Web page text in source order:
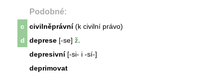
Podobné:
c civilněprávní(k civilní právo)
d
deprese [-se] ž.
depresivní[-si- i -sí-]
deprimovat